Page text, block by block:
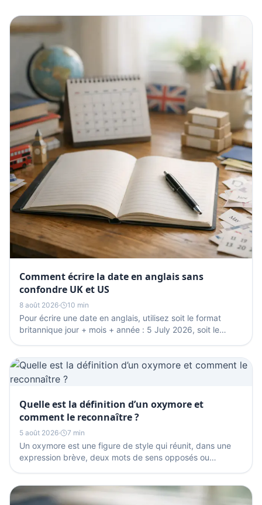
Comment écrire la date en anglais sans
confondre UK et US
8 août 2026· 10 min
Pour écrire une date en anglais, utilisez soit le format
britannique jour + mois + année : 5 July 2026, soit le
Quelle est la définition d’un oxymore et
comment le reconnaître ?
5 août 2026· 7 min
Un oxymore est une figure de style qui réunit, dans une
expression brève, deux mots de sens opposés ou